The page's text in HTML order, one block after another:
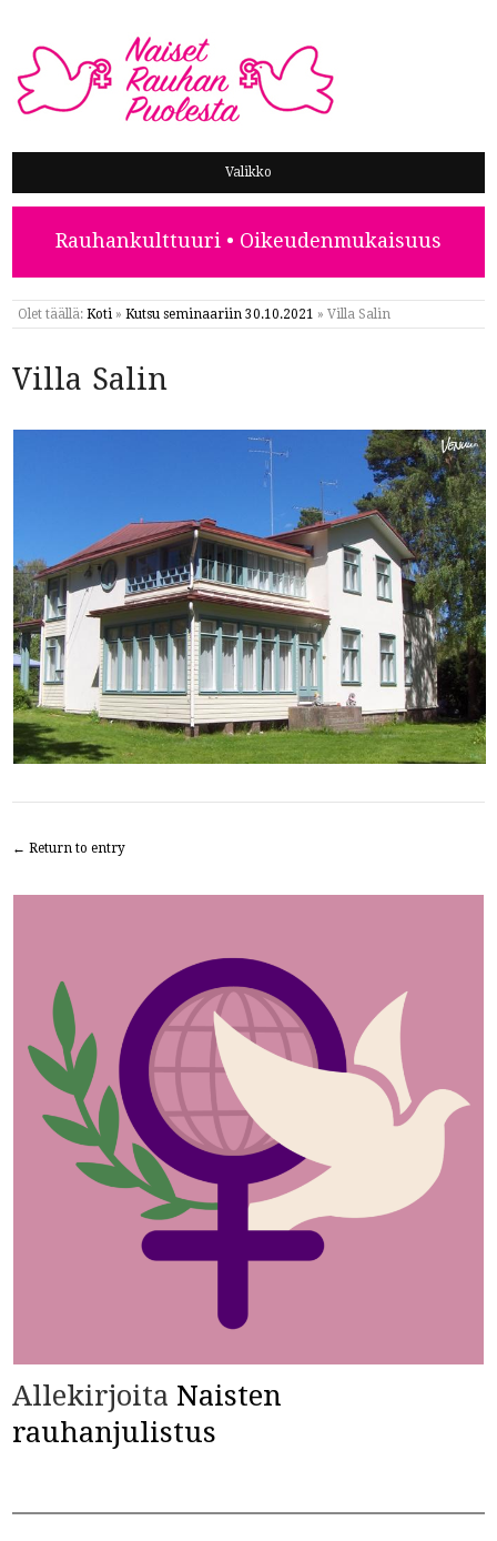
NAISET RAUHAN PUOLESTA
Valikko
Rauhankulttuuri • Oikeudenmukaisuus
Olet täällä: Koti » Kutsu seminaariin 30.10.2021 » Villa Salin
Villa Salin
← Return to entry
Allekirjoita Naisten
rauhanjulistus